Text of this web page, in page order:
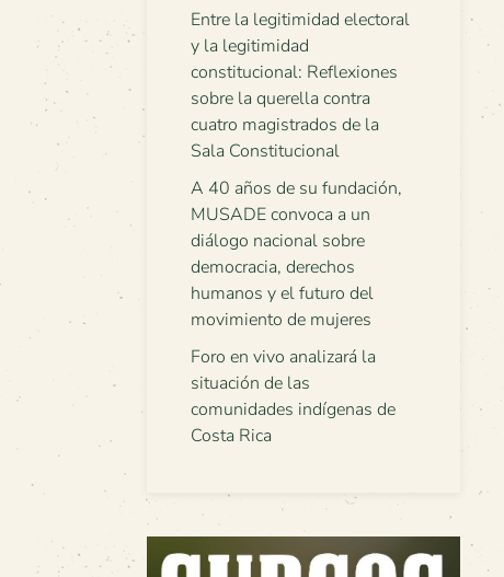
Entre la legitimidad electoral
y la legitimidad
constitucional: Reflexiones
sobre la querella contra
cuatro magistrados de la
Sala Constitucional
A 40 años de su fundación,
MUSADE convoca a un
diálogo nacional sobre
democracia, derechos
humanos y el futuro del
movimiento de mujeres
Foro en vivo analizará la
situación de las
comunidades indígenas de
Costa Rica